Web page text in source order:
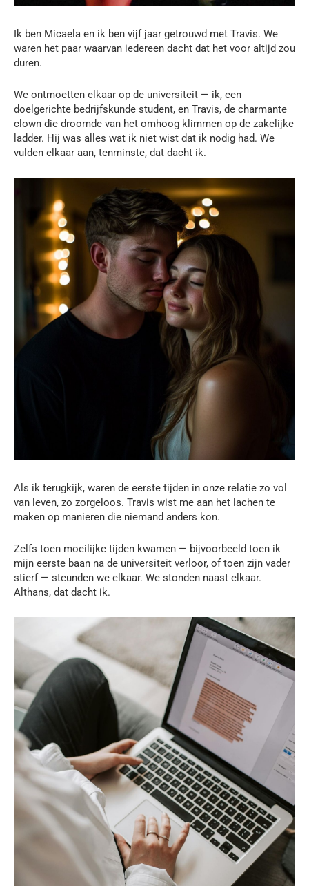
Ik ben Micaela en ik ben vijf jaar getrouwd met Travis. We
waren het paar waarvan iedereen dacht dat het voor altijd zou
duren.
We ontmoetten elkaar op de universiteit — ik, een
doelgerichte bedrijfskunde student, en Travis, de charmante
clown die droomde van het omhoog klimmen op de zakelijke
ladder. Hij was alles wat ik niet wist dat ik nodig had. We
vulden elkaar aan, tenminste, dat dacht ik.
Als ik terugkijk, waren de eerste tijden in onze relatie zo vol
van leven, zo zorgeloos. Travis wist me aan het lachen te
maken op manieren die niemand anders kon.
Zelfs toen moeilijke tijden kwamen — bijvoorbeeld toen ik
mijn eerste baan na de universiteit verloor, of toen zijn vader
stierf — steunden we elkaar. We stonden naast elkaar.
Althans, dat dacht ik.